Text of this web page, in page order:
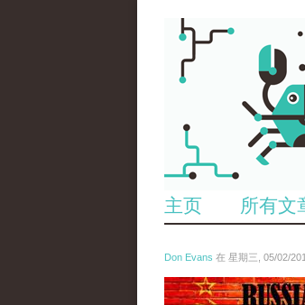
主页 所有文
Don Evans 在 星期三, 05/02/
tou_.jpeg